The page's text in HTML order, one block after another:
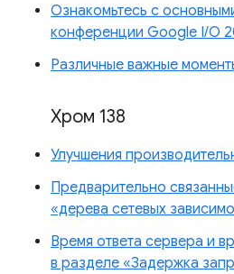
Ознакомьтесь с
конференции Google I/O
Различные важные
Хром 138
Улучшения
Предварительно
«дерева сетевых
Время ответа сервера и
в разделе «Задержка